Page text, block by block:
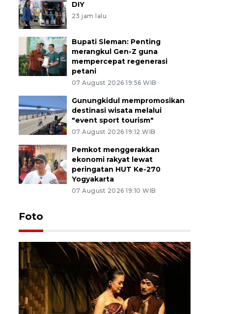
DIY
23 jam lalu
Bupati Sleman: Penting
merangkul Gen-Z guna
mempercepat regenerasi
petani
07 August 2026 19:56 WIB
Gunungkidul mempromosikan
destinasi wisata melalui
"event sport tourism"
07 August 2026 19:12 WIB
Pemkot menggerakkan
ekonomi rakyat lewat
peringatan HUT Ke-270
Yogyakarta
07 August 2026 19:10 WIB
Foto